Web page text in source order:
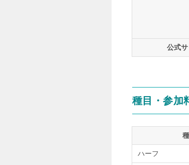
公式サ
種目・参加
ハーフ